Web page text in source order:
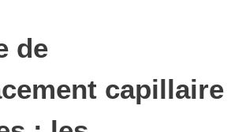
de
capillaire